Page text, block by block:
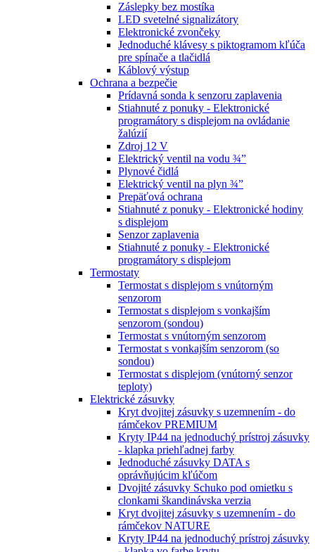
Záslepky bez mostíka
LED svetelné signalizátory
Elektronické zvončeky
Jednoduché klávesy s piktogramom kľúča
pre spínače a tlačidlá
Káblový výstup
Ochrana a bezpečie
Prídavná sonda k senzoru zaplavenia
Stiahnuté z ponuky - Elektronické
programátory s displejom na ovládanie
žalúzií
Zdroj 12 V
Elektrický ventil na vodu ¾”
Plynové čidlá
Elektrický ventil na plyn ¾”
Prepäťová ochrana
Stiahnuté z ponuky - Elektronické hodiny
s displejom
Senzor zaplavenia
Stiahnuté z ponuky - Elektronické
programátory s displejom
Termostaty
Termostat s displejom s vnútorným
senzorom
Termostat s displejom s vonkajším
senzorom (sondou)
Termostat s vnútorným senzorom
Termostat s vonkajším senzorom (so
sondou)
Termostat s displejom (vnútorný senzor
teploty)
Elektrické zásuvky
Kryt dvojitej zásuvky s uzemnením - do
rámčekov PREMIUM
Kryty IP44 na jednoduchý prístroj zásuvky
- klapka priehľadnej farby
Jednoduché zásuvky DATA s
oprávňujúcim kľúčom
Dvojité zásuvky Schuko pod omietku s
clonkami škandinávska verzia
Kryt dvojitej zásuvky s uzemnením - do
rámčekov NATURE
Kryty IP44 na jednoduchý prístroj zásuvky